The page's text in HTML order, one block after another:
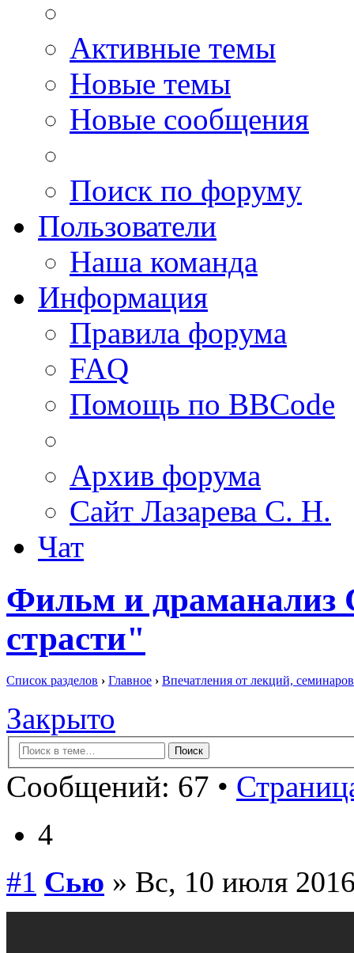
Активные темы
Новые темы
Новые сообщения
Поиск по форуму
Пользователи
Наша команда
Информация
Правила форума
FAQ
Помощь по BBCode
Архив форума
Сайт Лазарева С. Н.
Чат
Фильм и драманализ
страсти"
Список разделов › Главное › Впечатления от лекций,
Закрыто
Сообщений: 67 •
4
#1 Сью » Вс, 10 июля